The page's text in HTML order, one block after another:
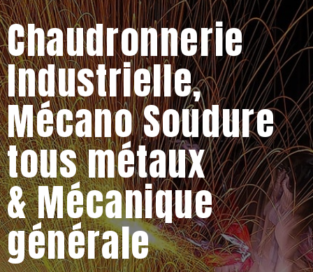
Chaudronnerie
Industrielle,
Mécano Soudure
tous métaux
& Mécanique
générale